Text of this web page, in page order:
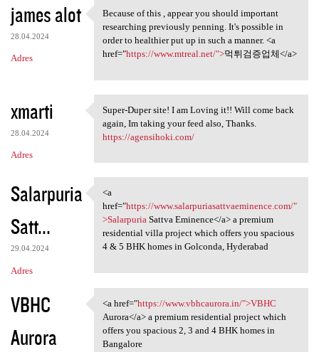
james alot
28.04.2024
Adres
Because of this , appear you
Because of this , appear you should important
researching previously penning. It's possible in
order to healthier put up in such a manner. <a
href="https://www.mtreal.net/">먹튀검증업체</a>
xmarti
28.04.2024
Adres
Super-Duper site! I am Loving
Super-Duper site! I am Loving it!! Will come back
again, Im taking your feed also, Thanks.
https://agensihoki.com/
Salarpuria
Satt...
29.04.2024
Adres
<a href="https://www
<a
href="https://www.salarpuriasattvaeminence.com/"
>SalarpuriaSattva Eminence</a> a premium
residential villa project which offers you spacious
4 & 5 BHK homes in Golconda, Hyderabad
VBHC
Aurora
<a href="https://www
<a href="https://www.vbhcaurora.in/">VBHC
Aurora</a> a premium residential project which
offers you spacious 2, 3 and 4 BHK homes in
Bangalore